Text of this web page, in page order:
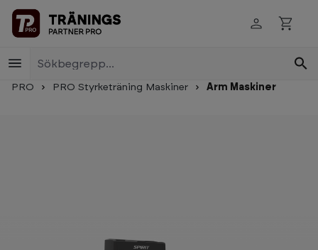
Skip to main content
PRO PRO Styrketräning Maskiner Arm Maskiner